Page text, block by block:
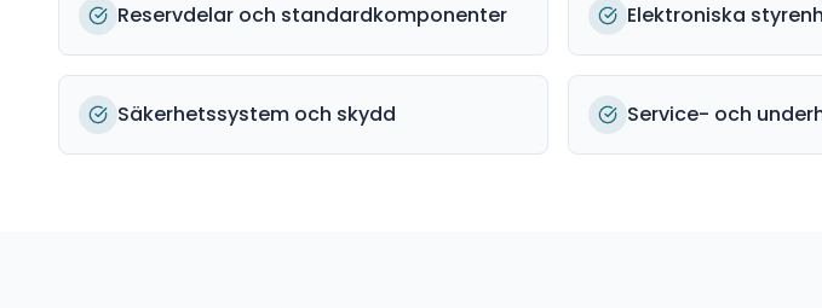
Reservdelar och standardkomponenter Elektroniska
Säkerhetssystem och skydd Service- och